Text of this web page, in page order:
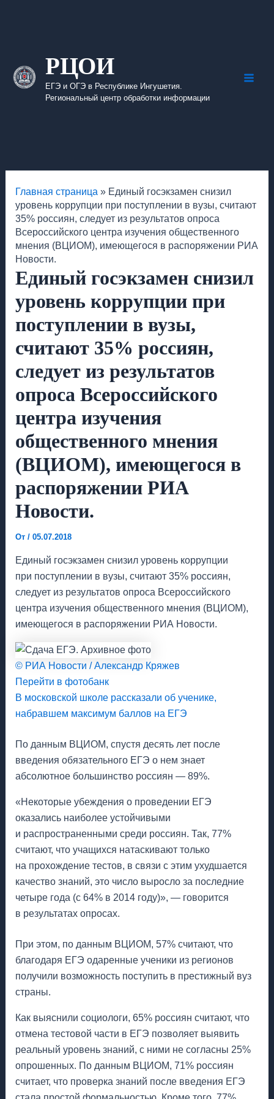
РЦОИ
ЕГЭ и ОГЭ в Республике Ингушетия.
Региональный центр обработки информации
Главная страница » Единый госэкзамен снизил
уровень коррупции при поступлении в вузы, считают
35% россиян, следует из результатов опроса
Всероссийского центра изучения общественного
мнения (ВЦИОМ), имеющегося в распоряжении РИА
Новости.
Единый госэкзамен снизил
уровень коррупции при
поступлении в вузы,
считают 35% россиян,
следует из результатов
опроса Всероссийского
центра изучения
общественного мнения
(ВЦИОМ), имеющегося в
распоряжении РИА
Новости.
От / 05.07.2018
Единый госэкзамен снизил уровень коррупции
при поступлении в вузы, считают 35% россиян,
следует из результатов опроса Всероссийского
центра изучения общественного мнения (ВЦИОМ),
имеющегося в распоряжении РИА Новости.
© РИА Новости / Александр Кряжев
Перейти в фотобанк
В московской школе рассказали об ученике,
набравшем максимум баллов на ЕГЭ
По данным ВЦИОМ, спустя десять лет после
введения обязательного ЕГЭ о нем знает
абсолютное большинство россиян — 89%.
«Некоторые убеждения о проведении ЕГЭ
оказались наиболее устойчивыми
и распространенными среди россиян. Так, 77%
считают, что учащихся натаскивают только
на прохождение тестов, в связи с этим ухудшается
качество знаний, это число выросло за последние
четыре года (с 64% в 2014 году)», — говорится
в результатах опросах.
При этом, по данным ВЦИОМ, 57% считают, что
благодаря ЕГЭ одаренные ученики из регионов
получили возможность поступить в престижный вуз
страны.
Как выяснили социологи, 65% россиян считают, что
отмена тестовой части в ЕГЭ позволяет выявить
реальный уровень знаний, с ними не согласны 25%
опрошенных. По данным ВЦИОМ, 71% россиян
считает, что проверка знаний после введения ЕГЭ